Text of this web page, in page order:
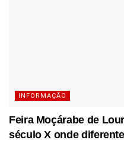
INFORMAÇÃO
Feira Moçárabe de
século X onde